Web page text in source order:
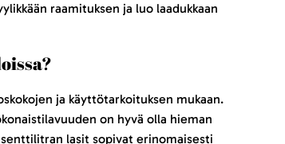
raamituksen ja luo laadukkaan
ja käyttötarkoituksen mukaan.
on hyvä olla hieman
lasit sopivat erinomaisesti